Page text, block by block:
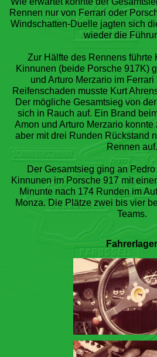
Rennen nur von Ferrari oder
Windschatten-Duelle jagten sich
wieder die
Zur Hälfte des Rennens führte
Kinnunen (beide Porsche 917K)
und Arturo Merzario im
Reifenschaden musste Kurt
Der mögliche Gesamtsieg von
sich in Rauch auf. Ein Brand
Amon und Arturo Merzario
aber mit drei Runden Rückstand
Rennen auf.
Der Gesamtsieg ging an
Kinnunen im Porsche 917 mit
Minunte nach 174 Runden im
Monza. Die Plätze zwei bis vier
Teams.
Fahrerlager